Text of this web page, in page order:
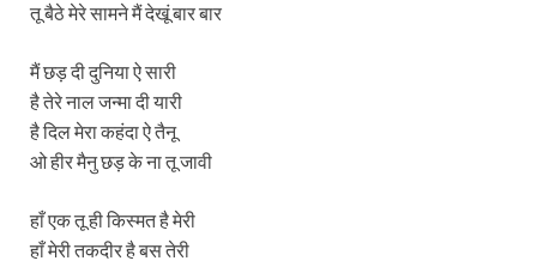
तू बैठे मेरे सामने मैं देखूं बार बार
मैं छड़ दी दुनिया ऐ सारी
है तेरे नाल जन्मा दी यारी
है दिल मेरा कहंदा ऐ तैनू
ओ हीर मैनु छड़ के ना तू जावी
हाँ एक तू ही किस्मत है मेरी
हाँ मेरी तकदीर है बस तेरी